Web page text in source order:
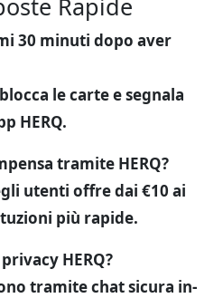
Rapide
30 minuti dopo aver
le carte e segnala
HERQ.
tramite HERQ?
utenti offre dai €10 ai
più rapide.
HERQ?
tramite chat sicura in-